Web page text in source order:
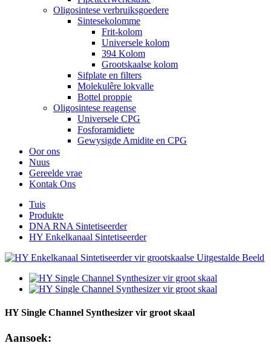
Oligosintese verbruiksgoedere
Sintesekolomme
Frit-kolom
Universele kolom
394 Kolom
Grootskaalse kolom
Sifplate en filters
Molekulêre lokvalle
Bottel proppie
Oligosintese reagense
Universele CPG
Fosforamidiete
Gewysigde Amidite en CPG
Oor ons
Nuus
Gereelde vrae
Kontak Ons
Tuis
Produkte
DNA RNA Sintetiseerder
HY Enkelkanaal Sintetiseerder
HY Single Channel Synthesizer vir groot skaal
Aansoek: